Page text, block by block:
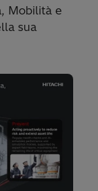
Mobilità e
sua